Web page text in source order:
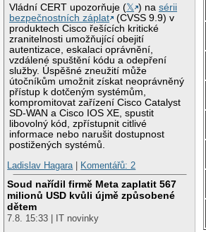
Vládní CERT upozorňuje (𝕏 ) nasérii
bezpečnostních záplat
(CVSS 9.9) v
produktech Cisco řešících kritické
zranitelnosti umožňující obejití
autentizace, eskalaci oprávnění,
vzdálené spuštění kódu a odepření
služby. Úspěšné zneužití může
útočníkům umožnit získat neoprávněný
přístup k dotčeným systémům,
kompromitovat zařízení Cisco Catalyst
SD-WAN a Cisco IOS XE, spustit
libovolný kód, zpřístupnit citlivé
informace nebo narušit dostupnost
postižených systémů.
Ladislav Hagara| Komentářů: 2
Soud nařídil firmě Meta zaplatit 567
milionů USD kvůli újmě způsobené
dětem
7.8. 15:33 | IT novinky